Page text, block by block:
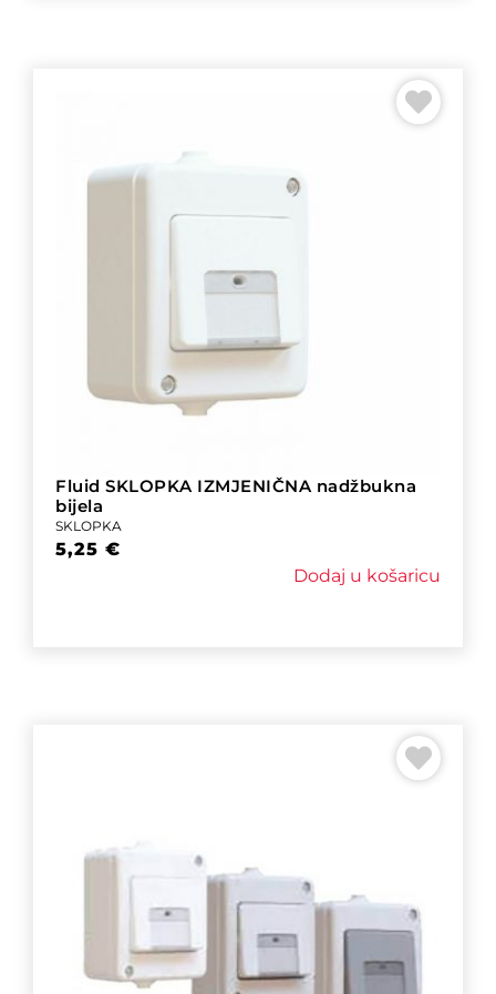
Fluid SKLOPKA IZMJENIČNA nadžbukna
bijela
SKLOPKA
5,25 €
Dodaj u košaricu